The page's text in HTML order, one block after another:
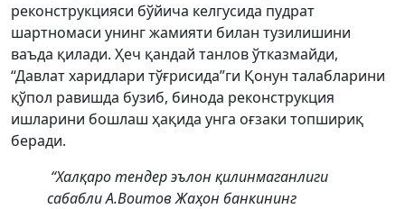
реконструкцияси бўйича келгусида пудрат
шартномаси унинг жамияти билан тузилишини
ваъда қилади. Ҳеч қандай танлов ўтказмайди,
“Давлат харидлари тўғрисида”ги Қонун талабларини
қўпол равишда бузиб, бинода реконструкция
ишларини бошлаш ҳақида унга оғзаки топшириқ
беради.
“Халқаро тендер эълон қилинмаганлиги
сабабли А.Воитов Жаҳон банкининг